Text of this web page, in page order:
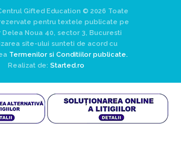
Gifted Education © 2026 Toate
pentru textele publicate pe
Delea Noua 40, sector 3, Bucuresti
site-ului sunteti de acord cu
Termenilor si Conditiilor publicate.
Realizat de: Started.ro